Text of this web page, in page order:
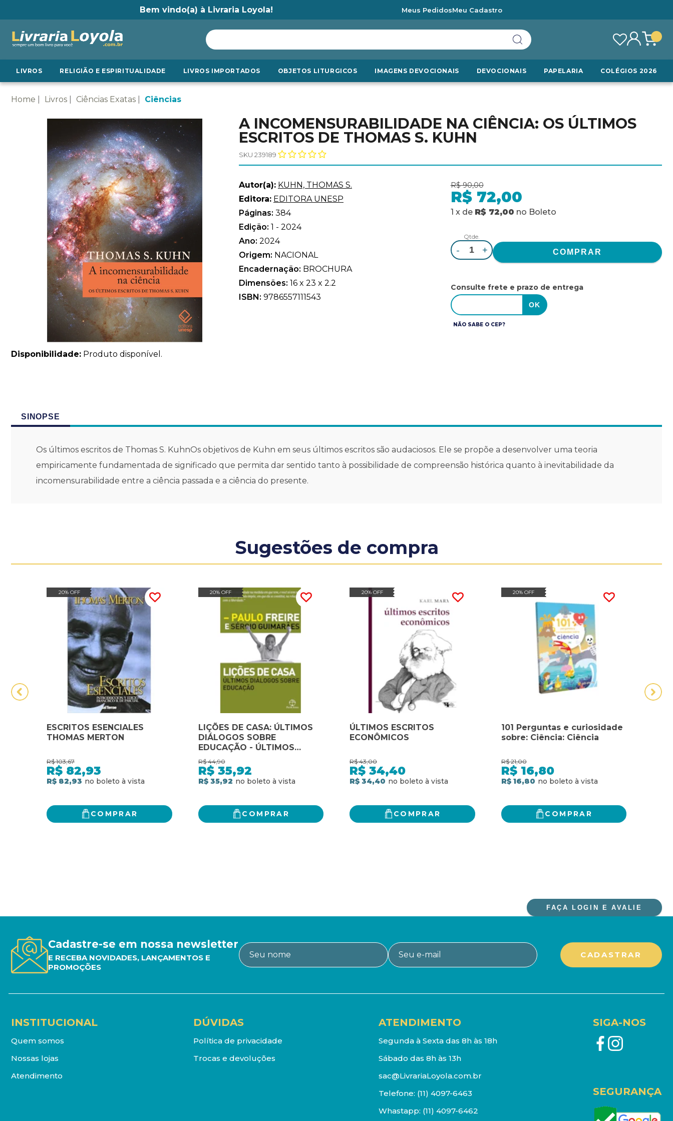
Bem vindo(a) à Livraria Loyola! Meus PedidosMeu Cadastro
LIVROS RELIGIÃO E ESPIRITUALIDADE LIVROS IMPORTADOS OBJETOS LITURGICOS IMAGENS DEVOCIONAIS DEVOCIONAIS PAPELARIA COLÉGIOS 2026
Home Livros Ciências Exatas Ciências
Disponibilidade: Produto disponível.
A INCOMENSURABILIDADE NA CIÊNCIA: OS ÚLTIMOS
ESCRITOS DE THOMAS S. KUHN
SKU 239189
Autor(a): KUHN, THOMAS S.
Editora: EDITORA UNESP
Páginas: 384
Edição: 1 - 2024
Ano: 2024
Origem: NACIONAL
Encadernação: BROCHURA
Dimensões: 16 x 23 x 2.2
ISBN: 9786557111543
R$ 90,00
R$ 72,00
1 x de R$ 72,00 no Boleto
Qtde.
- +
Consulte frete e prazo de entrega
NÃO SABE O CEP?
SINOPSE
Os últimos escritos de Thomas S. KuhnOs objetivos de Kuhn em seus últimos escritos são audaciosos. Ele se propõe a desenvolver uma teoria
empiricamente fundamentada de significado que permita dar sentido tanto à possibilidade de compreensão histórica quanto à inevitabilidade da
incomensurabilidade entre a ciência passada e a ciência do presente.
Sugestões de compra
20% OFF
ESCRITOS ESENCIALES
THOMAS MERTON
R$ 103,67
R$ 82,93
R$ 82,93
COMPRAR
20% OFF
LIÇÕES DE CASA: ÚLTIMOS
DIÁLOGOS SOBRE
EDUCAÇÃO - ÚLTIMOS
DIÁLOGOS SOBRE
EDUCAÇÃO
R$ 44,90
R$ 35,92
R$ 35,92
COMPRAR
20% OFF
ÚLTIMOS ESCRITOS
ECONÔMICOS
R$ 43,00
R$ 34,40
R$ 34,40
COMPRAR
20% OFF
101 Perguntas e curiosidade
sobre: Ciência: Ciência
R$ 21,00
R$ 16,80
R$ 16,80
COMPRAR
FAÇA LOGIN E AVALIE
Cadastre-se em nossa newsletter
E RECEBA NOVIDADES, LANÇAMENTOS E
PROMOÇÕES
INSTITUCIONAL
Quem somos
Nossas lojas
Atendimento
DÚVIDAS
Política de privacidade
Trocas e devoluções
ATENDIMENTO
Segunda à Sexta das 8h às 18h
Sábado das 8h às 13h
sac@LivrariaLoyola.com.br
Telefone: (11) 4097-6463
Whastapp: (11) 4097-6462
SIGA-NOS
SEGURANÇA